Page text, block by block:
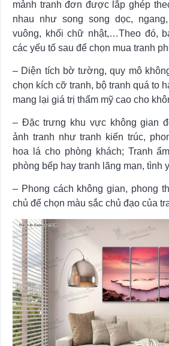
mảnh tranh đơn được lắp ghép
nhau như song song dọc,
vuông, khối chữ nhật,…Theo đó,
các yếu tố sau để chọn mua tranh
– Diện tích bờ tường, quy mô
chọn kích cỡ tranh, bộ tranh quá to
mang lại giá trị thẩm mỹ cao cho
– Đặc trưng khu vực không gian
ảnh tranh như tranh kiến trúc,
hoa lá cho phòng khách; Tranh
phòng bếp hay tranh lãng mạn, tình
– Phong cách không gian, phong
chủ để chọn màu sắc chủ đạo của